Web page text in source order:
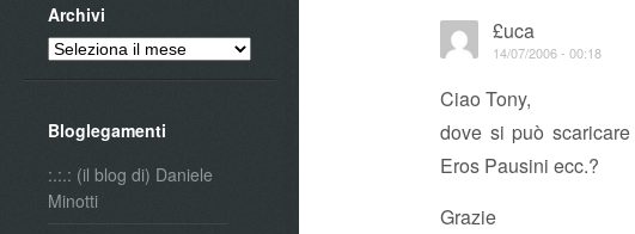
Archivi
Archivi
Bloglegamenti
:.:.: (il blog di) Daniele
Minotti
£uca
14/07/2006 - 00:18
Ciao Tony,
dove si può
Eros Pausini ecc.?
Grazie